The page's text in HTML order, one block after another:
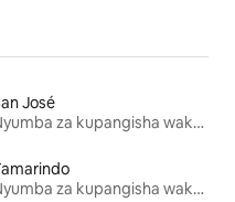
José
Nyumba za kupangisha wakati wa likizo
Nyumba za kupangisha wakati wa likizo